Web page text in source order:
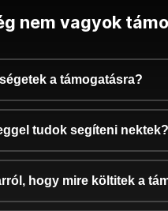
nem vagyok
a támogatásra?
tudok segíteni nektek?
hogy mire költitek a